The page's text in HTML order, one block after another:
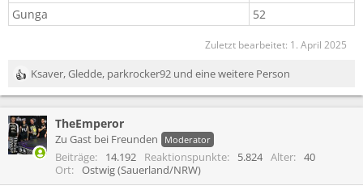
Gunga
52
Zuletzt bearbeitet: 1. April 2025
R
e
k
t
i
n
Ksaver,Gledde, parkrocker92 und eine weitere Person
TheEmperor
Zu Gast bei Freunden Moderator
Beiträge 14.192 Reaktionspunkte 5.824 Alter
40
Ort
Ostwig (Sauerland/NRW)